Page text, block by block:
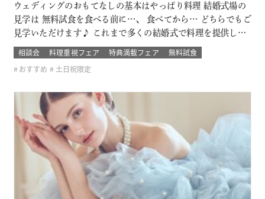
ウェディングのおもてなしの基本はやっぱり料理 結婚式場の
見学は 無料試食を食べる前に…、 食べてから… どちらでもご
見学いただけます♪ これまで多くの結婚式で料理を提供して
きた セフィロト総料理長が作っているので、この機会に是
非、ご賞味下さいませ(＾＾) 無料試食はセフィロトオリジナ
ルの珠玉の一品。 結婚式に参加したゲストの気分で味わって
相談会 料理重視フェア 特典満載フェア
無料試食
おすすめ
土日祝限定